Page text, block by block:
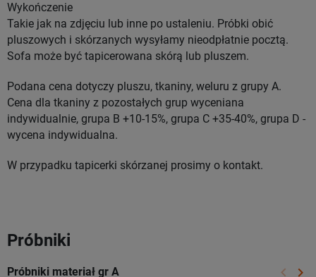
Wykończenie
Takie jak na zdjęciu lub inne po ustaleniu. Próbki obić
pluszowych i skórzanych wysyłamy nieodpłatnie pocztą.
Sofa może być tapicerowana skórą lub pluszem.
Podana cena dotyczy pluszu, tkaniny, weluru z grupy A.
Cena dla tkaniny z pozostałych grup wyceniana
indywidualnie, grupa B +10-15%, grupa C +35-40%, grupa D -
wycena indywidualna.
W przypadku tapicerki skórzanej prosimy o kontakt.
Próbniki
Próbniki materiał gr A keyboard_arrow_left keyboard_arrow_right